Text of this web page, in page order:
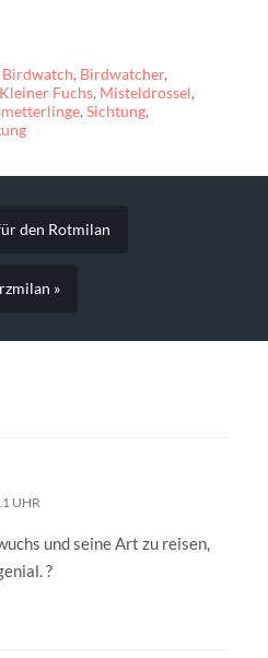
Birdwatch, Birdwatcher,
Kleiner Fuchs, Misteldrossel,
, Sichtung,
den Rotmilan
»
UHR
und seine Art zu reisen,
?